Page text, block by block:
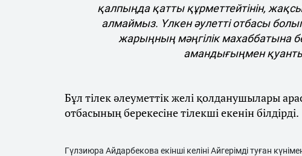
қалпыңда қатты құрметтейтінін, жақсы
алмаймыз. Үлкен әулетті отбасы
жарыңның мәңгілік махаббатына
амандығыңмен
Бұл тілек әлеуметтік желі қолданушылары
отбасының берекесіне тілекші екенін білдірді.
Гүлзиюра Айдарбекова екінші келіні Айгерімді туған